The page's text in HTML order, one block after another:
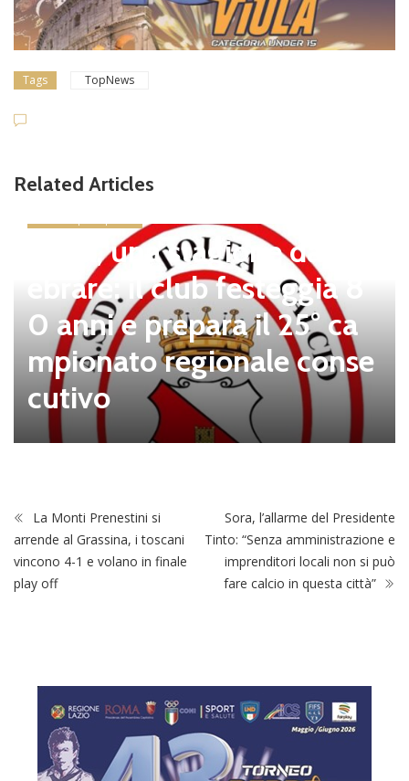
Tags TopNews
Related Articles
Tolfa, una stagione da cel
ebrare: il club festeggia 8
0 anni e prepara il 25° ca
mpionato regionale conse
cutivo
La Monti Prenestini si
arrende al Grassina, i toscani
vincono 4-1 e volano in finale
play off
Sora, l’allarme del Presidente
Tinto: “Senza amministrazione e
imprenditori locali non si può
fare calcio in questa città”